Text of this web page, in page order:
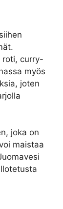
roti, curry-
myös
joten
joka on
maistaa